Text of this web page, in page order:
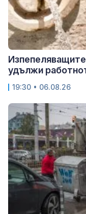
удължи
19:30 • 06.08.26